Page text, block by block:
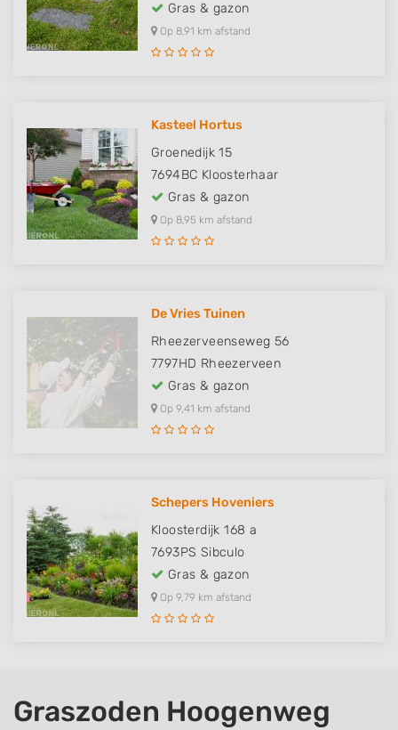
Gras & gazon
Op 8,91 km afstand
Kasteel Hortus
Groenedijk 15
7694BC Kloosterhaar
Gras & gazon
Op 8,95 km afstand
De Vries Tuinen
Rheezerveenseweg 56
7797HD Rheezerveen
Gras & gazon
Op 9,41 km afstand
Schepers Hoveniers
Kloosterdijk 168 a
7693PS Sibculo
Gras & gazon
Op 9,79 km afstand
Graszoden Hoogenweg